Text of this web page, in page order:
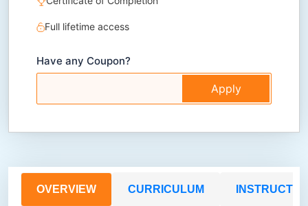
OVERVIEW CURRICULUM
Full lifetime access
Have any Coupon?
Apply